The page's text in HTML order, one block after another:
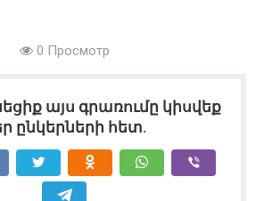
0 Просмотр
այս գրառումը կիսվեք
ընկերների հետ.